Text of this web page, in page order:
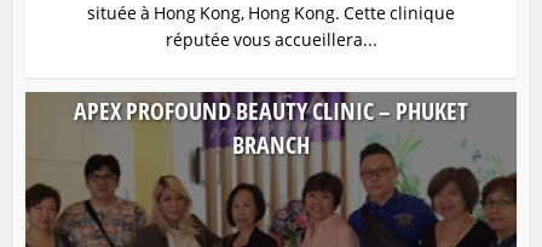
située à Hong Kong, Hong Kong. Cette clinique
réputée vous accueillera...
APEX PROFOUND BEAUTY CLINIC – PHUKET
BRANCH